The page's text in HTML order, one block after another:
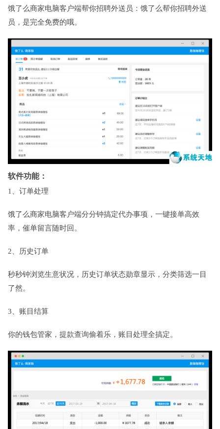
饿了么商家电脑客户端帮你招聘外送员：饿了么帮你招聘外送
员，是完全免费的哦。
软件功能：
1、订单处理
饿了么商家电脑客户端分分钟搞定代办事项，一键接单高效
率，催单留言随时回。
2、历史订单
秒秒钟浏览生意状况，历史订单状态勋章显示，分类筛选一目
了然。
3、账目结算
你的钱包管家，提款查询偷着乐，账目处理全搞定。